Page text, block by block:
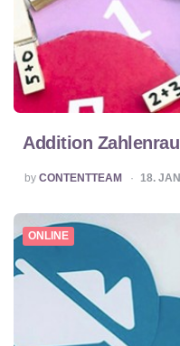
Addition
POSTED
BY
by CONTENTTEAM 18.
ONLINE